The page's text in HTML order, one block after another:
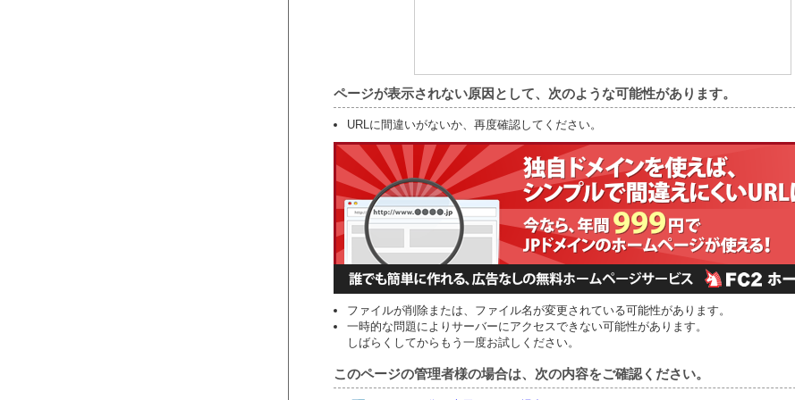
ページが表示されない原因として、次のような可能性があります。
URLに間違いがないか、再度確認してください。
ファイルが削除または、ファイル名が変更されている可能性があります。
一時的な問題によりサーバーにアクセスできない可能性があります。
しばらくしてからもう一度お試しください。
このページの管理者様の場合は、次の内容をご確認ください。